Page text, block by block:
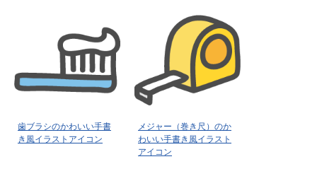
歯ブラシのかわいい手書
き風イラストアイコン
メジャー（巻き尺）のか
わいい手書き風イラスト
アイコン